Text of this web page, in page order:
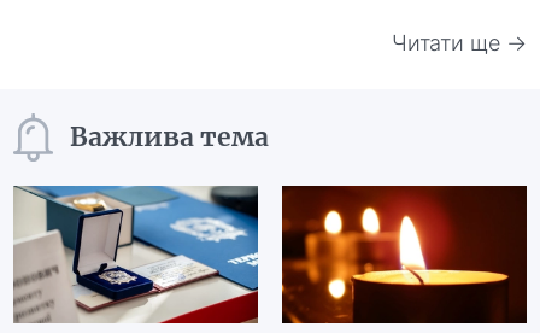
Читати ще →
Важлива тема